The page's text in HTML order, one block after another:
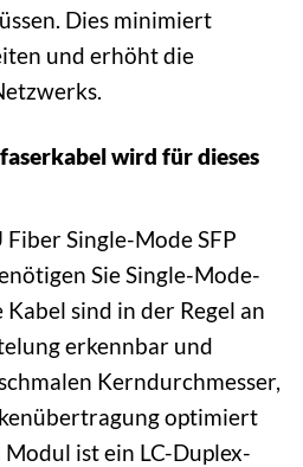
Dies minimiert
und erhöht die
wird für dieses
Single-Mode SFP
Sie Single-Mode-
sind in der Regel an
erkennbar und
Kerndurchmesser,
optimiert
Modul ist ein LC-Duplex-